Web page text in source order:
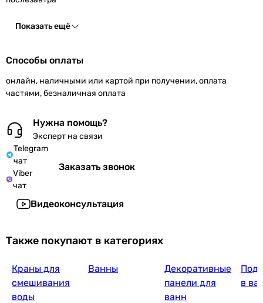
Показать ещё
Способы оплаты
онлайн, наличными или картой при получении, оплата
частями, безналичная оплата
Нужна помощь?
Эксперт на связи
Telegram
чат
Viber
чат
Заказать звонок
Видеоконсультация
Также покупают в категориях
Краны для
смешивания
воды
Ванны
Декоративные
панели для
ванн
в